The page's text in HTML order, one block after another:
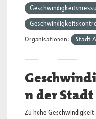
Organisationen: Stadt
n der Stadt
Zu hohe